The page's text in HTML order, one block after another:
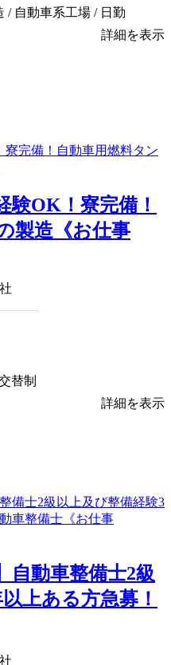
/ 自動車系工場 / 日勤
詳細を表示
験OK！寮完備！
製造《お仕事
替制
詳細を表示
自動車整備士2級
上ある方急募！